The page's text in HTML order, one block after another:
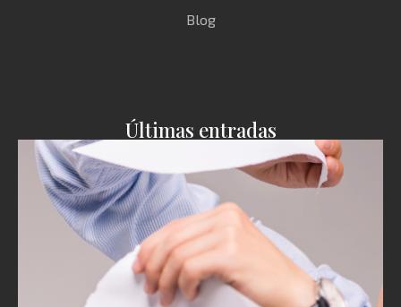
Blog
Últimas entradas